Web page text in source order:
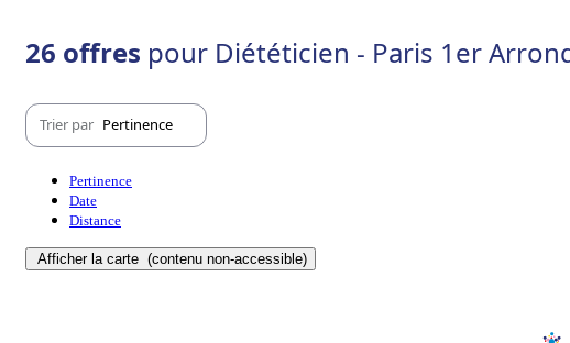
26 offres pour Diététicien - Paris 1er
Trier par Pertinence
Pertinence
Date
Distance
Afficher la carte (contenu non-accessible)